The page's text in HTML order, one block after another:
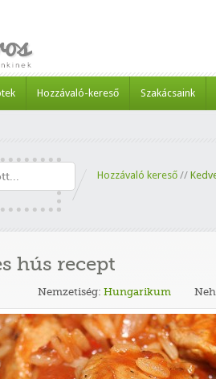
Hozzávaló-kereső Szakácsaink
Hozzávaló kereső //
hús recept
Nemzetiség: Hungarikum